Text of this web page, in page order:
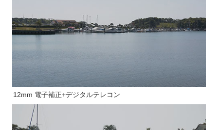
12mm 電子補正+デジタルテレコン